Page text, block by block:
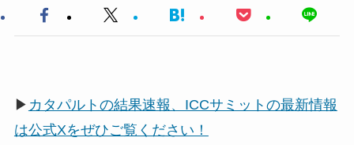
▶ カタパルトの結果速報、ICCサミットの最新情報
は公式Xをぜひご覧ください！